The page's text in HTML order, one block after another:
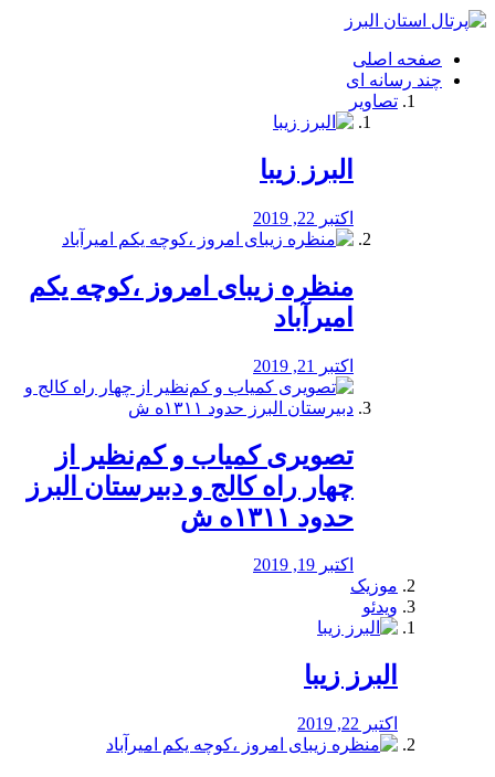
فصد
شرق
تهران
خشکشویی
صفحه اصلی
چند رسانه ای
تصاویر
البرز زیبا
اکتبر 22, 2019
منظره‌‌ زیبای امروز ،کوچه یکم
امیرآباد
اکتبر 21, 2019
️تصویری کمیاب و کم‌نظیر از
چهار راه كالج و دبيرستان البرز
حدود ۱۳۱۱ه ش
اکتبر 19, 2019
موزیک
ویدئو
البرز زیبا
اکتبر 22, 2019